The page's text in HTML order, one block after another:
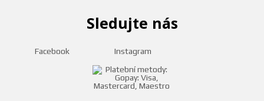
Sledujte nás
Facebook Instagram